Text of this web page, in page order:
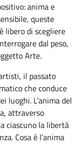
anima e
queste
libero di scegliere
dal peso,
Arte.
il passato
che conduce
luoghi. L’anima del
attraverso
ciascuno la libertà
Cosa è l’anima